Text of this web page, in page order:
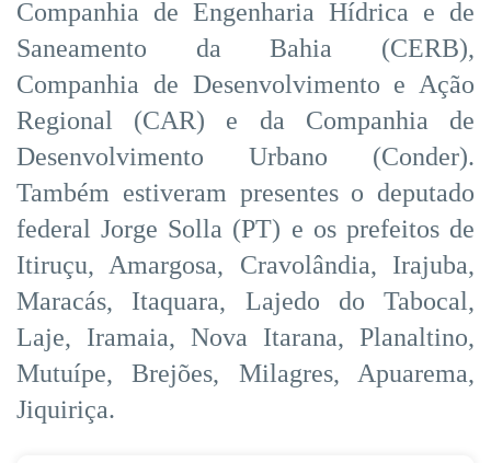
Companhia de Engenharia Hídrica e de
Saneamento da Bahia (CERB),
Companhia de Desenvolvimento e Ação
Regional (CAR) e da Companhia de
Desenvolvimento Urbano (Conder).
Também estiveram presentes o deputado
federal Jorge Solla (PT) e os prefeitos de
Itiruçu, Amargosa, Cravolândia, Irajuba,
Maracás, Itaquara, Lajedo do Tabocal,
Laje, Iramaia, Nova Itarana, Planaltino,
Mutuípe, Brejões, Milagres, Apuarema,
Jiquiriça.